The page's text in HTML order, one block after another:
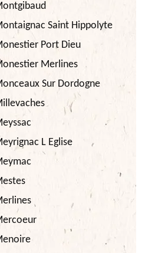
Saint Hippolyte
Port Dieu
Merlines
Sur Dordogne
L Eglise